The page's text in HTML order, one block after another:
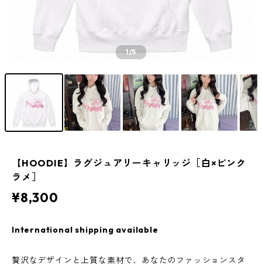
1/5
【HOODIE】ラグジュアリーキャリッジ［白×ピンク
ラメ］
¥8,300
International shipping available
贅沢なデザインと上質な素材で、あなたのファッションスタ